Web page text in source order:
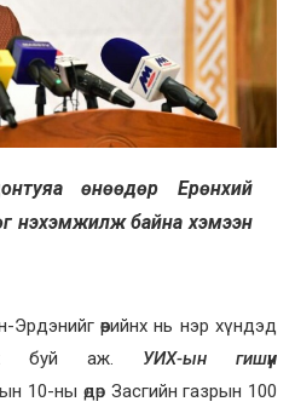
өнөөдөр Ерөнхий
нэхэмжилж байна хэмээн
өөрийнх нь нэр хүндэд
буй аж. УИХ-ын гишүүн
10-ны өдөр Засгийн газрын 100